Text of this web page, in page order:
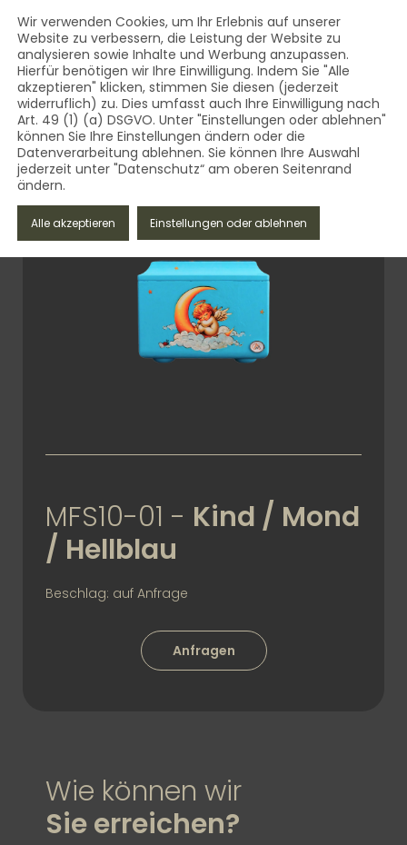
AUST Bestattungsbedarf -
AUST Bestattungsbedarf - Qualität aus dem
MENÜ
Schliessen
MFS10-01 - Kind / Mond
/ Hellblau
Beschlag: auf Anfrage
Anfragen
Wie können wir
Sie erreichen?
Wir verwenden Cookies, um Ihr Erlebnis auf unserer
Website zu verbessern, die Leistung der Website zu
analysieren sowie Inhalte und Werbung anzupassen.
Hierfür benötigen wir Ihre Einwilligung. Indem Sie "Alle
akzeptieren" klicken, stimmen Sie diesen (jederzeit
widerruflich) zu. Dies umfasst auch Ihre Einwilligung nach
Art. 49 (1) (a) DSGVO. Unter "Einstellungen oder ablehnen"
können Sie Ihre Einstellungen ändern oder die
Datenverarbeitung ablehnen. Sie können Ihre Auswahl
jederzeit unter "Datenschutz“ am oberen Seitenrand
ändern.
Alle akzeptieren Einstellungen oder ablehnen